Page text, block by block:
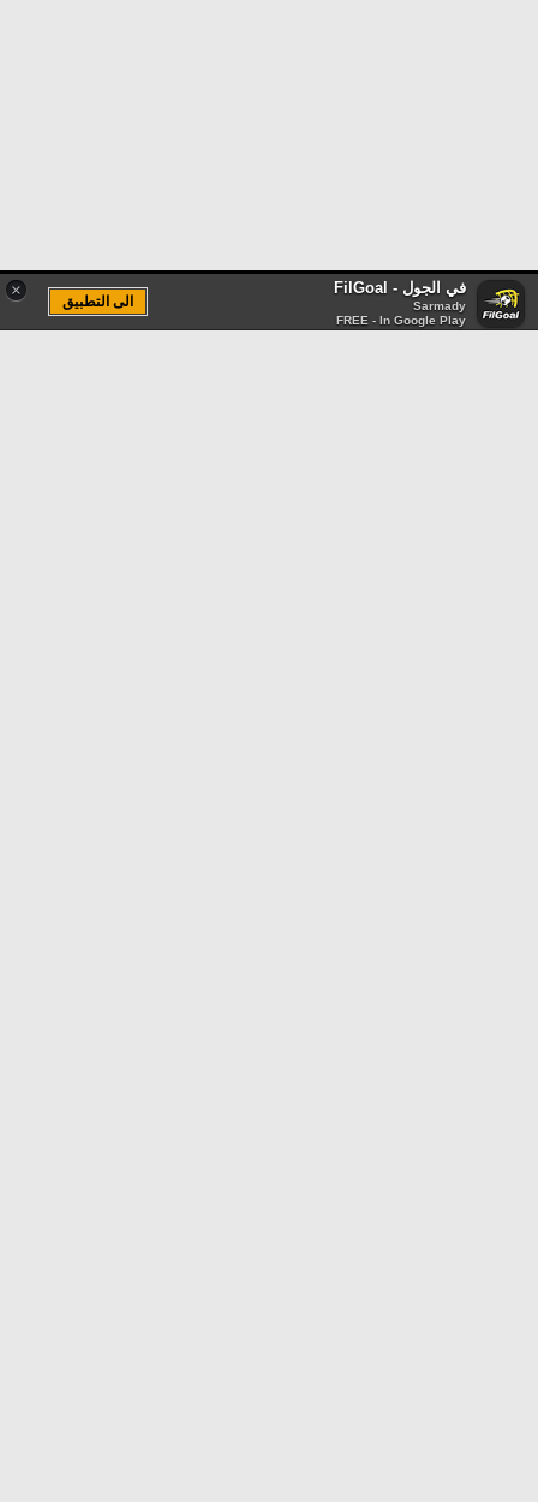
× في الجول - FilGoal
Sarmady
FREE - In Google Play
الى التطبيق